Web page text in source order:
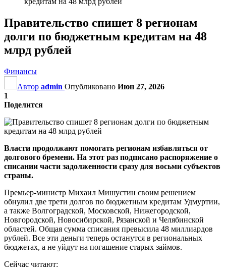
Правительство спишет 8 регионам
долги по бюджетным кредитам на 48
млрд рублей
Финансы
Автор admin Опубликовано Июн 27, 2026
1
Поделится
Власти продолжают помогать регионам избавляться от
долгового бремени. На этот раз подписано распоряжение о
списании части задолженности сразу для восьми субъектов
страны.
Премьер-министр Михаил Мишустин своим решением
обнулил две трети долгов по бюджетным кредитам Удмуртии,
а также Волгоградской, Московской, Нижегородской,
Новгородской, Новосибирской, Рязанской и Челябинской
областей. Общая сумма списания превысила 48 миллиардов
рублей. Все эти деньги теперь останутся в региональных
бюджетах, а не уйдут на погашение старых займов.
Сейчас читают: